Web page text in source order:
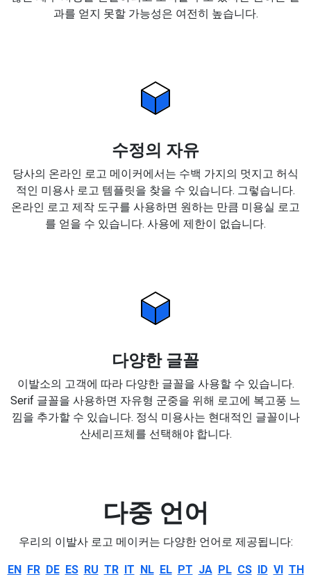
과를 얻지 못할 가능성은 여전히 높습니다.
수정의 자유
당사의 온라인 로고 메이커에서는 수백 가지의 멋지고 허식
적인 미용사 로고 템플릿을 찾을 수 있습니다. 그렇습니다.
온라인 로고 제작 도구를 사용하면 원하는 만큼 미용실 로고
를 얻을 수 있습니다. 사용에 제한이 없습니다.
다양한 글꼴
이발소의 고객에 따라 다양한 글꼴을 사용할 수 있습니다.
Serif 글꼴을 사용하면 자유형 군중을 위해 로고에 복고풍 느
낌을 추가할 수 있습니다. 정식 미용사는 현대적인 글꼴이나
산세리프체를 선택해야 합니다.
다중 언어
우리의 이발사 로고 메이커는 다양한 언어로 제공됩니다:
EN FR DE ES RU TR IT NL EL PT JA PL CS ID VI TH